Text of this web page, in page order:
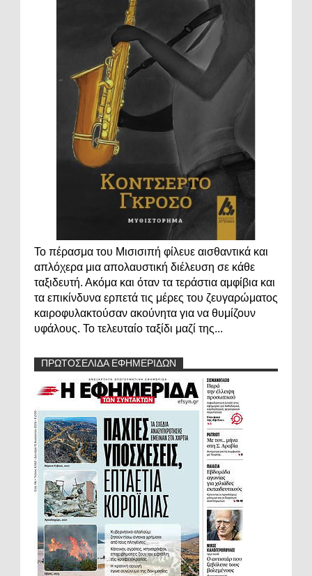
Το πέρασμα του Μισισιπή φίλευε αισθαντικά και
απλόχερα μια απολαυστική διέλευση σε κάθε
ταξιδευτή. Ακόμα και όταν τα τεράστια αμφίβια και
τα επικίνδυνα ερπετά τις μέρες του ζευγαρώματος
καιροφυλακτούσαν ακούνητα για να θυμίζουν
υφάλους. Το τελευταίο ταξίδι μαζί της...
ΠΡΩΤΟΣΕΛΙΔΑ ΕΦΗΜΕΡΙΔΩΝ